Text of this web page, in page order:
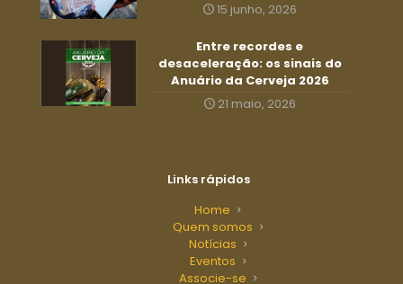
15 junho, 2026
Entre recordes e
desaceleração: os sinais do
Anuário da Cerveja 2026
21 maio, 2026
Links rápidos
Home
Quem somos
Notícias
Eventos
Associe-se